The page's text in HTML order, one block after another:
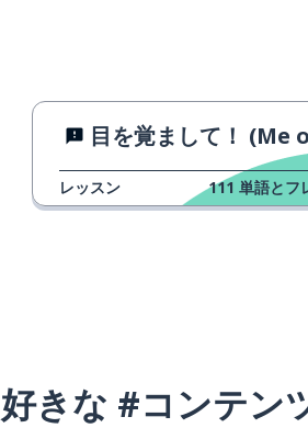
目を覚まして！ (Me o
レッスン 111 単語とフ
好きな #コンテン